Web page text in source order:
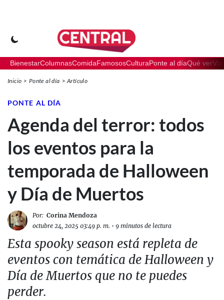
BienestarColumnasComidaFamososCulturaPonte al díaQué ver
Inicio Ponte al día Artículo
PONTE AL DÍA
Agenda del terror: todos
los eventos para la
temporada de Halloween
y Día de Muertos
Por: Corina Mendoza
octubre 24, 2025 03:49 p. m. • 9 minutos de lectura
Esta spooky season está repleta de
eventos con temática de Halloween y
Día de Muertos que no te puedes
perder.